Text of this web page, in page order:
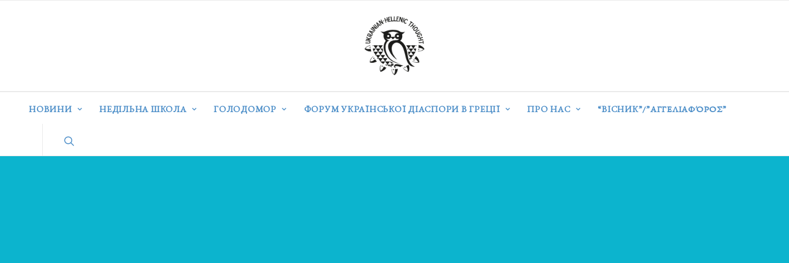
НОВИНИ НЕДІЛЬНА ШКОЛА ГОЛОДОМОР ФОРУМ УКРАЇНСЬКОЇ ДІАСПОРИ В ГРЕЦІЇ ПРО НАС “ВІСНИК”/”ΑΓΓΕΛΙΑΦΌΡΟΣ”